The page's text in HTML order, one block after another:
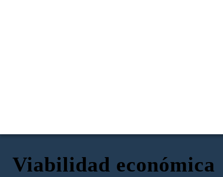
Viabilidad económica